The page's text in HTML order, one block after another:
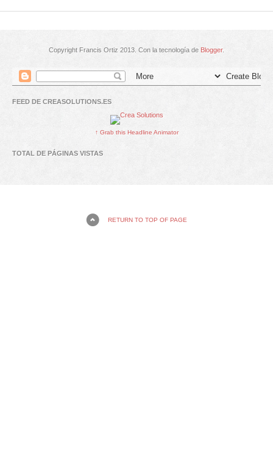
Copyright Francis Ortiz 2013. Con la tecnología de Blogger.
FEED DE CREASOLUTIONS.ES
↑ Grab this Headline Animator
TOTAL DE PÁGINAS VISTAS
RETURN TO TOP OF PAGE